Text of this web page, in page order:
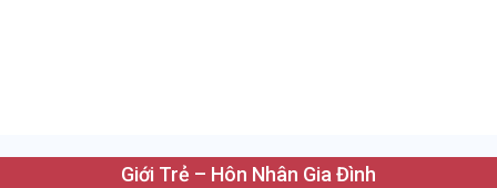
Giới Trẻ – Hôn Nhân Gia Đình